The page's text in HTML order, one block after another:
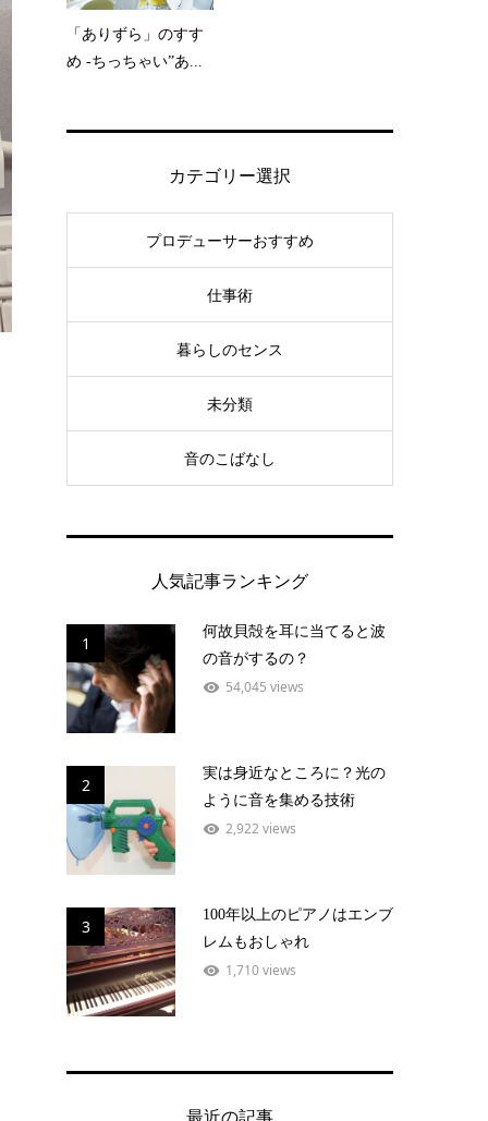
「ありずら」のすす
め -ちっちゃい”あ...
カテゴリー選択
プロデューサーおすすめ
仕事術
暮らしのセンス
未分類
音のこばなし
人気記事ランキング
1
何故貝殻を耳に当てると波
の音がするの？
54,045 views
2
実は身近なところに？光の
ように音を集める技術
2,922 views
3
100年以上のピアノはエンブ
レムもおしゃれ
1,710 views
最近の記事